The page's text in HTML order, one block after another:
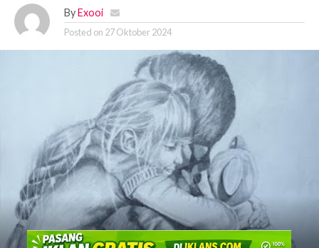
By Exooi
Posted on 27 Oktober 2024